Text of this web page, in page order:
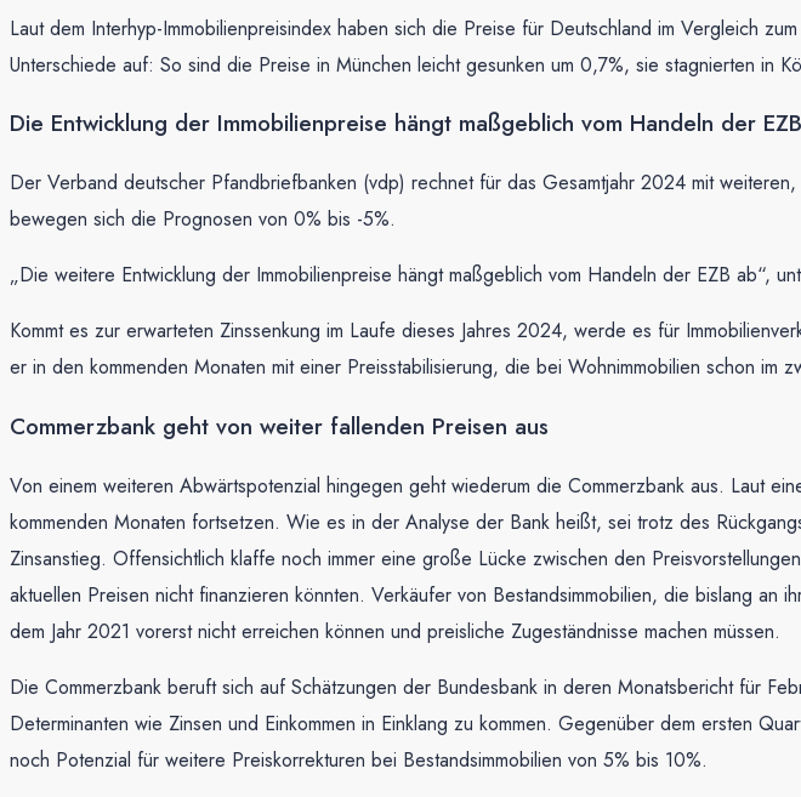
Laut dem Interhyp-Immobilienpreisindex haben sich die Preise für Deutschland im Vergleich
Unterschiede auf: So sind die Preise in München leicht gesunken um 0,7%, sie stagnierten in
Die Entwicklung der Immobilienpreise hängt maßgeblich vom Handeln der
Der Verband deutscher Pfandbriefbanken (vdp) rechnet für das Gesamtjahr 2024 mit
bewegen sich die Prognosen von 0% bis -5%.
„Die weitere Entwicklung der Immobilienpreise hängt maßgeblich vom Handeln der EZB ab“,
Kommt es zur erwarteten Zinssenkung im Laufe dieses Jahres 2024, werde es für
er in den kommenden Monaten mit einer Preisstabilisierung, die bei Wohnimmobilien schon im
Commerzbank geht von weiter fallenden Preisen aus
Von einem weiteren Abwärtspotenzial hingegen geht wiederum die Commerzbank aus. Laut
kommenden Monaten fortsetzen. Wie es in der Analyse der Bank heißt, sei trotz des
Zinsanstieg. Offensichtlich klaffe noch immer eine große Lücke zwischen den
aktuellen Preisen nicht finanzieren könnten. Verkäufer von Bestandsimmobilien, die bislang
dem Jahr 2021 vorerst nicht erreichen können und preisliche Zugeständnisse machen müssen.
Die Commerzbank beruft sich auf Schätzungen der Bundesbank in deren Monatsbericht für
Determinanten wie Zinsen und Einkommen in Einklang zu kommen. Gegenüber dem ersten
noch Potenzial für weitere Preiskorrekturen bei Bestandsimmobilien von 5% bis 10%.